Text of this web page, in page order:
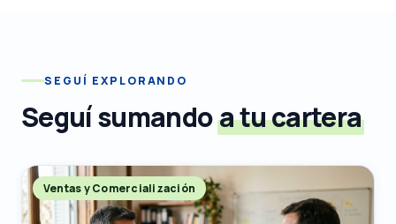
SEGUÍ EXPLORANDO
Seguí sumandoa tu cartera
Ventas y Comercialización